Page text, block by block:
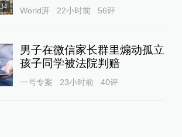
World湃 22小时前 56评
男子在微信家长群里煽动孤立
孩子同学被法院判赔
一号专案 23小时前 40评